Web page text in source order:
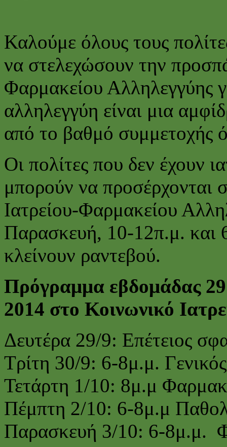
Καλούμε όλους τους
να στελεχώσουν την
Φαρμακείου Αλληλεγγύης
αλληλεγγύη είναι μια
από το βαθμό συμμετοχής
Οι πολίτες που δεν έχουν
μπορούν να προσέρχονται
Ιατρείου-Φαρμακείου
Παρασκευή, 10-12π.μ. και
κλείνουν ραντεβού.
Πρόγραμμα εβδομάδας
2014 στο Κοινωνικό
Δευτέρα 29/9: Επέτειος
Τρίτη 30/9: 6-8μ.μ.
Τετάρτη 1/10: 8μ.μ
Πέμπτη 2/10: 6-8μ.μ
Παρασκευή 3/10: 6-8μ.μ.